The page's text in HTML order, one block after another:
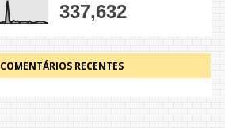
337,632
COMENTÁRIOS RECENTES